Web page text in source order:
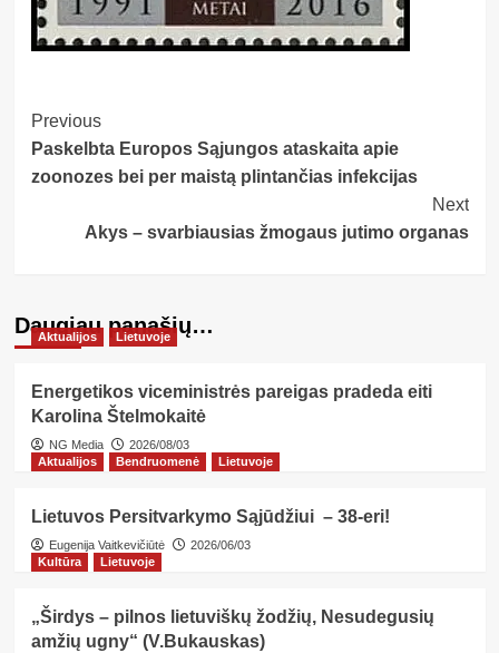
Post
Navigation
Previous
Paskelbta Europos Sąjungos ataskaita apie
zoonozes bei per maistą plintančias infekcijas
Next
Akys – svarbiausias žmogaus jutimo organas
Daugiau panašių…
Aktualijos Lietuvoje
Energetikos viceministrės pareigas pradeda eiti
Karolina Štelmokaitė
NG Media
2026/08/03
Aktualijos
Bendruomenė Lietuvoje
Lietuvos Persitvarkymo Sąjūdžiui – 38-eri!
Eugenija Vaitkevičiūtė
2026/06/03
Kultūra
Lietuvoje
„Širdys – pilnos lietuviškų žodžių, Nesudegusių
amžių ugny“ (V.Bukauskas)